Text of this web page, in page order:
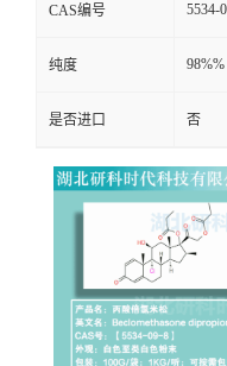
CAS编号 5534-
纯度 98%%
是否进口 否